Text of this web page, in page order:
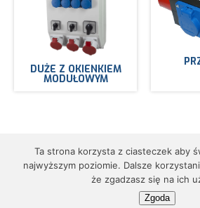
DUŻE Z OKIENKIEM
MODUŁOWYM
© AEP - Adamczyk Elektrotechnika Przemysłowa.
Strona stworzona przez
Ta strona korzysta z ciasteczek aby
najwyższym poziomie. Dalsze
że zgadzasz się na ich
Zgoda